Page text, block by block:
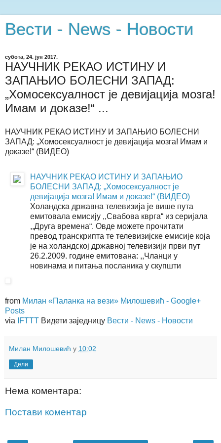
Вести - News - Новости
субота, 24. јун 2017.
НАУЧНИК РЕКАО ИСТИНУ И
ЗАПАЊИО БОЛЕСНИ ЗАПАД:
„Хомосексуалност је девијација мозга!
Имам и доказе!“ ...
НАУЧНИК РЕКАО ИСТИНУ И ЗАПАЊИО БОЛЕСНИ
ЗАПАД: „Хомосексуалност је девијација мозга! Имам и
доказе!“ (ВИДЕО)
НАУЧНИК РЕКАО ИСТИНУ И ЗАПАЊИО
БОЛЕСНИ ЗАПАД: „Хомосексуалност је
девијација мозга! Имам и доказе!“ (ВИДЕО)
Холандска државна телевизија је више пута
емитовала емисију ,,Свабова кврга“ из серијала
,,Друга времена“. Овде можете прочитати
превод транскрипта те телевизијске емисије која
је на холандској државној телевизији први пут
26.2.2009. године емитована: ,,Чланци у
новинама и питања посланика у скупшти
from Милан «Паланка на вези» Милошевић - Google+
Posts
via
IFTTT Видети заједницу Вести - News - Новости
Милан Милошевић у 10:02
Дели
Нема коментара:
Постави коментар